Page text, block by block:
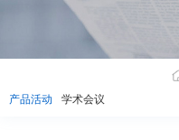
产品活动 学术会议